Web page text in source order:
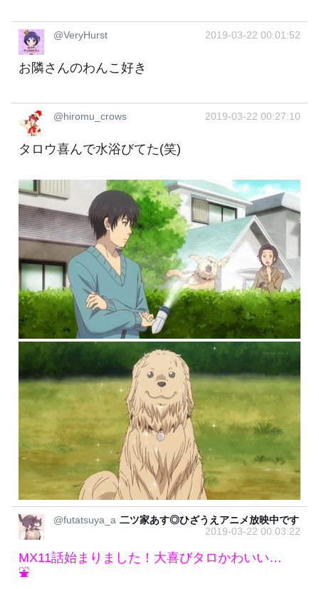
@VeryHurst 2019-03-22 00:01:52
お隣さんのわんこ好き
@hiromu_crows 2019-03-22 00:27:10
タロウ喜んで水浴びてた(笑)
@futatsuya_a 二ツ家あす◎ひざうえアニメ放映中です
2019-03-22 00:03:22
MX11話始まりました！大喜びタロかわいい…
⛲